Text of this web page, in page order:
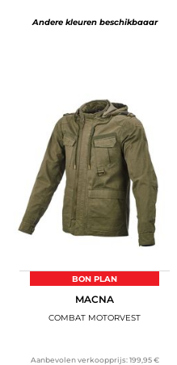
Andere kleuren beschikbaaar
BON PLAN
MACNA
COMBAT MOTORVEST
Aanbevolen verkoopprijs: 199,95 €